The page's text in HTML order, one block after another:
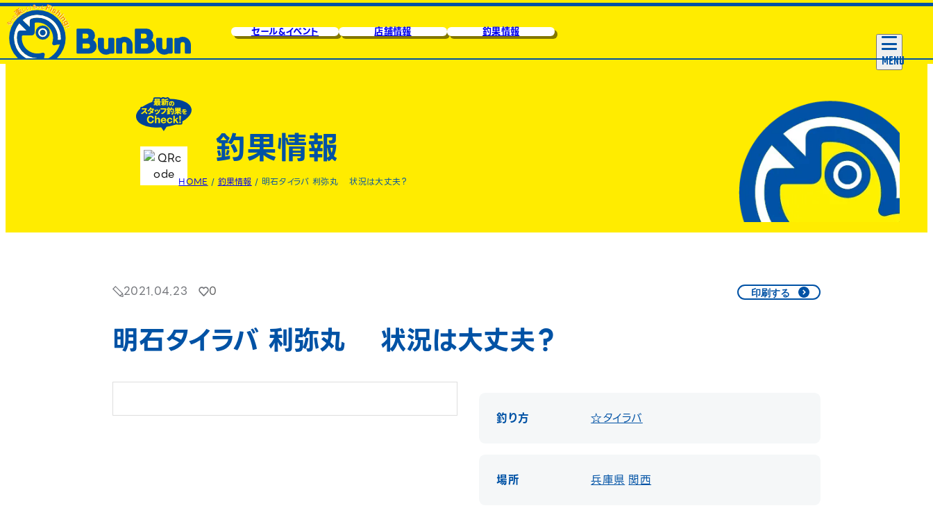
セール&イベント 店舗情報 釣果情報
MENU
釣果情報
HOME / 釣果情報 / 明石タイラバ 利弥丸 状況は大丈夫？
2021.04.23 0 印刷する
明石タイラバ 利弥丸 状況は大丈夫？
釣り方 ☆タイラバ
場所 兵庫県 関西